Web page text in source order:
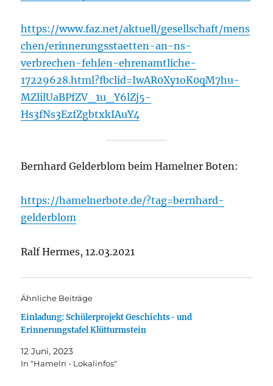
https://www.faz.net/aktuell/gesellschaft/mens
chen/erinnerungsstaetten-an-ns-
verbrechen-fehlen-ehrenamtliche-
17229628.html?fbclid=IwAR0Xy1oK0qM7hu-
MZlilUaBPfZV_1u_Y6lZj5-
Hs3fNs3EzfZgbtxkIAuY4
Bernhard Gelderblom beim Hamelner Boten:
https://hamelnerbote.de/?tag=bernhard-
gelderblom
Ralf Hermes, 12.03.2021
Ähnliche Beiträge
Einladung: Schülerprojekt Geschichts- und
Erinnerungstafel Klütturmstein
12 Juni, 2023
In "Hameln - Lokalinfos"